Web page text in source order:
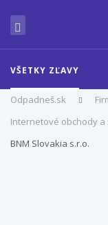
VŠETKY ZĽAVY
Odpadneš.sk
Internetové obchody a
BNM Slovakia s.r.o.